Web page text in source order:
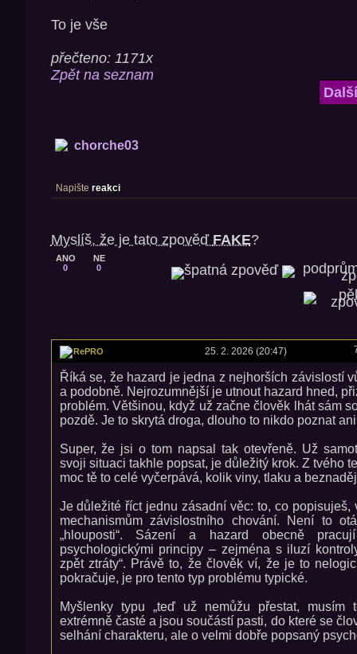
To je vše
přečteno: 1171x
Zpět na seznam
chorche03
Napište reakci
Myslíš, že je tato zpověď FAKE?
ANO
0
NE
0
RePRO 25. 2. 2026 (20:47)
Říká se, že hazard je jedna z nejhorších závislostí
a podobně. Nejrozumnější je utnout hazard hned,
problém. Většinou, když už začne člověk lhát sám
pozdě. Je to skrytá droga, dlouho to nikdo poznat
Super, že jsi o tom napsal tak otevřeně. Už
svoji situaci takhle popsat, je důležitý krok. Z tvého
moc tě to celé vyčerpává, kolik viny, tlaku a
Je důležité říct jednu zásadní věc: to, co popisuješ,
mechanismům závislostního chování. Není to
„hlouposti“. Sázení a hazard obecně
psychologickými principy – zejména s iluzí
zpět ztráty“. Právě to, že člověk ví, že je to
pokračuje, je pro tento typ problému typické.
Myšlenky typu „teď už nemůžu přestat, musím
extrémně časté a jsou součástí pasti, do které se
selhání charakteru, ale o velmi dobře popsaný